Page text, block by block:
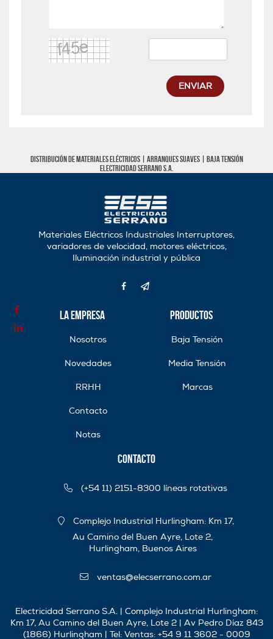
ENVIAR
Distribución de materiales eléctricos | Arranques Suaves| Baja tensión
Electricidad Serrano S.A.
Materiales Eléctricos Industriales Interruptores,
variadores de velocidad, motores eléctricos,
Iluminación industrial y pública
La Empresa
Nosotros
Novedades
RRHH
Contacto
Notas
Productos
Baja Tensión
Media Tensión
Marcas
Contacto
(+54 11) 2151-8300 líneas rotativas
Complejo Industrial Hurlingham: Km 17,
Au Camino del Buen Ayre, Lote 2,
Hurlingham, Buenos Aires
ventas@elecserrano.com.ar
Electricidad Serrano S.A. | Complejo Industrial Hurlingham:
Km 17, Au Camino del Buen Ayre, Lote 2 | Av Pedro Díaz 843
(1866) Hurlingham | Tel: Ventas: +54 9 11 3602 - 0009